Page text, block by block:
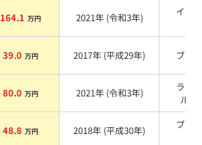
164.1 万円 2021年 (令和3年)
イエ
39.0 万円 2017年 (平成29年) ブルー
80.0 万円 2021年 (令和3年)
ライ
ルー
48.8 万円 2018年 (平成30年)
ブラ